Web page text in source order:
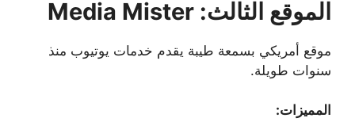
الموقع الثالث: Media Mister
موقع أمريكي بسمعة طيبة يقدم خدمات يوتيوب منذ
سنوات طويلة.
المميزات: